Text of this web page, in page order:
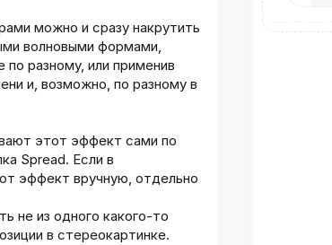
можно и сразу накрутить
волновыми формами,
разному, или применив
и, возможно, по разному в
этот эффект сами по
Spread. Если в
эффект вручную, отдельно
не из одного какого-то
в стереокартинке.